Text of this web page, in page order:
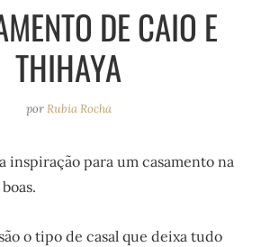
a
m
k
e
DE CAIO E
THIHAYA
porRubia Rocha
inspiração para um casamento na
o tipo de casal que deixa tudo